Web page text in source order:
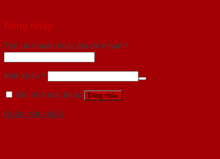
Đăng nhập
Tên tài khoản hoặc địa chỉ email *
Mật khẩu *
Ghi nhớ mật khẩu
Đăng nhập
Quên mật khẩu?